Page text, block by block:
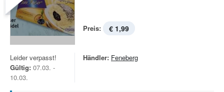
Preis: € 1,99
Leider verpasst!
Gültig: 07.03. -
10.03.
Händler: Feneberg